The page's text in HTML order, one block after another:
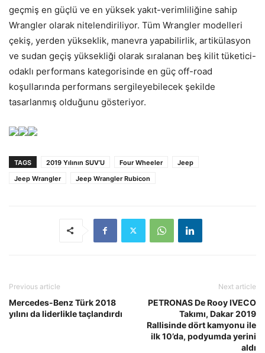
geçmiş en güçlü ve en yüksek yakıt-verimliliğine sahip
Wrangler olarak nitelendiriliyor. Tüm Wrangler modelleri
çekiş, yerden yükseklik, manevra yapabilirlik, artikülasyon
ve sudan geçiş yüksekliği olarak sıralanan beş kilit tüketici-
odaklı performans kategorisinde en güç off-road
koşullarında performans sergileyebilecek şekilde
tasarlanmış olduğunu gösteriyor.
TAGS 2019 Yılının SUV’U Four Wheeler
Jeep
Jeep Wrangler
Jeep Wrangler Rubicon
Previous article
Mercedes-Benz Türk 2018
yılını da liderlikle taçlandırdı
Next article
PETRONAS De Rooy IVECO
Takımı, Dakar 2019
Rallisinde dört kamyonu ile
ilk 10’da, podyumda yerini
aldı